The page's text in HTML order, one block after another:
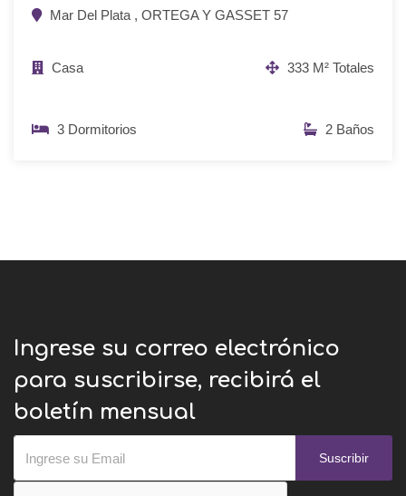
Mar Del Plata , ORTEGA Y GASSET 57
Casa 333 M² Totales
3 Dormitorios 2 Baños
Ingrese su correo electrónico
para suscribirse, recibirá el
boletín mensual
Suscribir